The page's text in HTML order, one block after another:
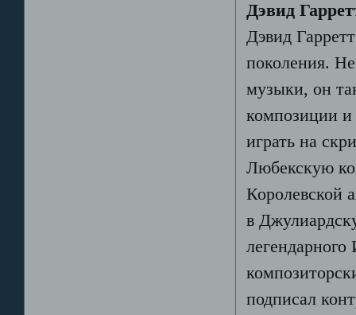
Дэвид
Дэвид
поколения.
музыки, он
композиции и
играть на
Любекскую
Королевской
в
подписал